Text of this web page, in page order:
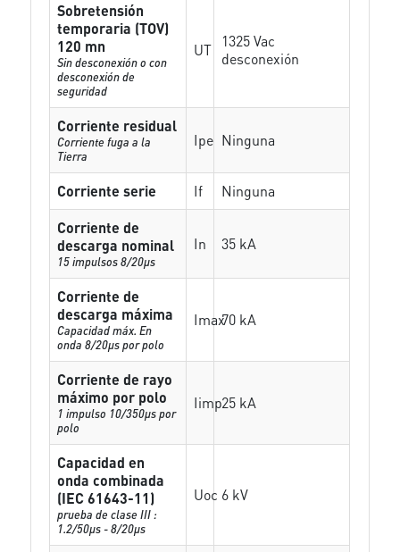
Sobretensión
temporaria (TOV)
120 mn
Sin desconexión o con
desconexión de
seguridad
UT
1325 Vac
desconexión
Corriente residual
Corriente fuga a la
Tierra
Ipe Ninguna
Corriente serie If
Ninguna
Corriente de
descarga nominal
15 impulsos 8/20µs
In 35 kA
Corriente de
descarga máxima
Capacidad máx. En
onda 8/20µs por polo
Imax70 kA
Corriente de rayo
máximo por polo
1 impulso 10/350µs por
polo
Iimp25 kA
Capacidad en
onda combinada
(IEC 61643-11)
prueba de clase III :
1.2/50µs - 8/20µs
Uoc 6 kV